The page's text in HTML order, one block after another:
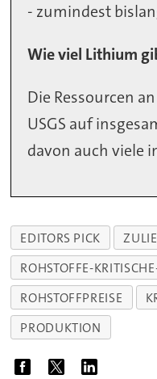
- zumindest
Wie viel Lithium
Die Ressourcen
USGS auf
davon auch viele
EDITORS PICK
ROHSTOFFE-
ROHSTOFFPREISE
PRODUKTION